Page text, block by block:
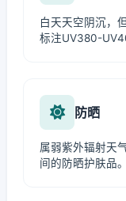
白天天空阴沉，
标注UV380-
防晒
属弱紫外辐射天
间的防晒护肤品。